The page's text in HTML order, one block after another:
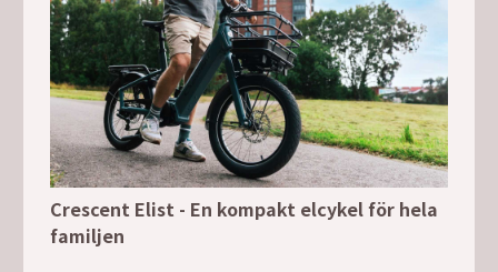
Crescent Elist - En kompakt elcykel för hela
familjen